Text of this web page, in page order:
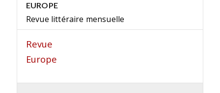
EUROPE
Revue littéraire mensuelle
Revue
Europe